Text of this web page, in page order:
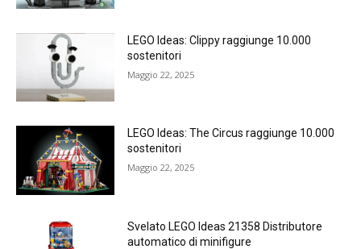
LEGO Ideas: Clippy raggiunge 10.000
sostenitori
Maggio 22, 2025
LEGO Ideas: The Circus raggiunge 10.000
sostenitori
Maggio 22, 2025
Svelato LEGO Ideas 21358 Distributore
automatico di minifigure